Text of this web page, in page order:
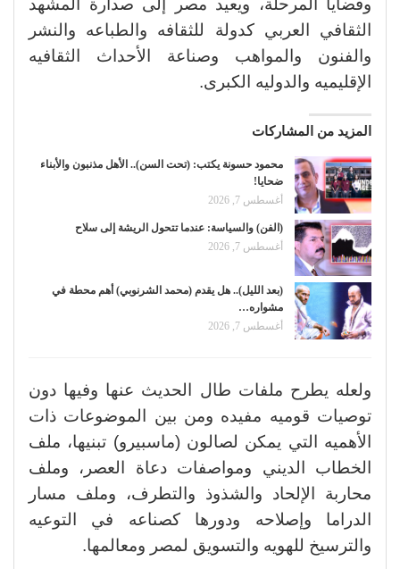
وقضايا المرحلة، ويعيد مصر إلى صدارة المشهد
الثقافي العربي كدولة للثقافه والطباعه والنشر
والفنون والمواهب وصناعة الأحداث الثقافيه
الإقليميه والدوليه الكبرى.
المزيد من المشاركات
محمود حسونة يكتب: (تحت السن).. الأهل مذنبون والأبناء
ضحايا!
أغسطس 7, 2026
(الفن) والسياسة: عندما تتحول الريشة إلى سلاح
أغسطس 7, 2026
(بعد الليل).. هل يقدم (محمد الشرنوبي) أهم محطة في
مشواره…
أغسطس 7, 2026
ولعله يطرح ملفات طال الحديث عنها وفيها دون
توصيات قوميه مفيده ومن بين الموضوعات ذات
الأهميه التي يمكن لصالون (ماسبيرو) تبنيها، ملف
الخطاب الديني ومواصفات دعاة العصر، وملف
محاربة الإلحاد والشذوذ والتطرف، وملف مسار
الدراما وإصلاحه ودورها كصناعه في التوعيه
والترسيخ للهويه والتسويق لمصر ومعالمها.